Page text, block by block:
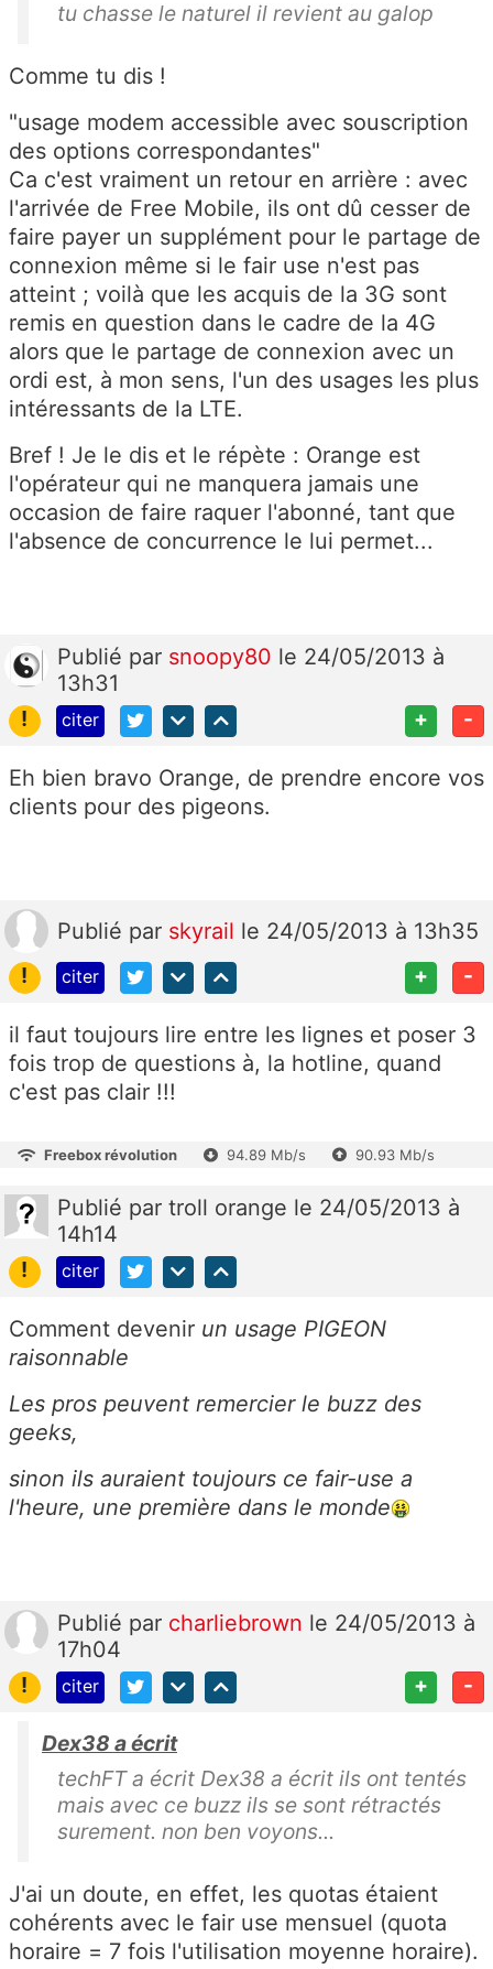
tu chasse le naturel il revient au galop
Comme tu dis !
"usage modem accessible avec souscription
des options correspondantes"
Ca c'est vraiment un retour en arrière : avec
l'arrivée de Free Mobile, ils ont dû cesser de
faire payer un supplément pour le partage de
connexion même si le fair use n'est pas
atteint ; voilà que les acquis de la 3G sont
remis en question dans le cadre de la 4G
alors que le partage de connexion avec un
ordi est, à mon sens, l'un des usages les plus
intéressants de la LTE.
Bref ! Je le dis et le répète : Orange est
l'opérateur qui ne manquera jamais une
occasion de faire raquer l'abonné, tant que
l'absence de concurrence le lui permet...
Publié par snoopy80 le 24/05/2013 à
13h31
!
citer + -
Eh bien bravo Orange, de prendre encore vos
clients pour des pigeons.
Publié par skyrail le 24/05/2013 à 13h35
!
citer + -
il faut toujours lire entre les lignes et poser 3
fois trop de questions à, la hotline, quand
c'est pas clair !!!
Freebox révolution 94.89 Mb/s 90.93 Mb/s
Publié par troll orange le 24/05/2013 à
14h14
!
citer
Comment devenir un usage PIGEON
raisonnable
Les pros peuvent remercier le buzz des
geeks,
sinon ils auraient toujours ce fair-use a
l'heure, une première dans le monde
Publié par charliebrown le 24/05/2013 à
17h04
!
citer + -
Dex38 a écrit
techFT a écrit Dex38 a écrit ils ont tentés
mais avec ce buzz ils se sont rétractés
surement. non ben voyons...
J'ai un doute, en effet, les quotas étaient
cohérents avec le fair use mensuel (quota
horaire = 7 fois l'utilisation moyenne horaire).